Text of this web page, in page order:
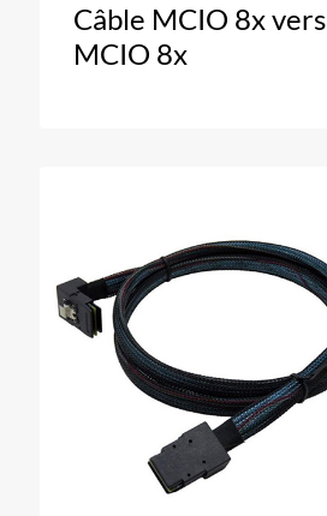
Câble MCIO 8x vers
MCIO 8x